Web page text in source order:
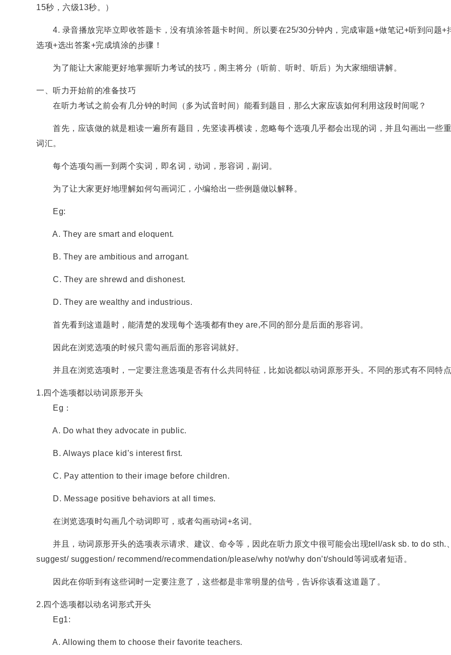
15秒，六级13秒。）
4. 录音播放完毕立即收答题卡，没有填涂答题卡时间。所以要在25/30分钟内，完成审题+做笔记+听到问题+
选项+选出答案+完成填涂的步骤！
为了能让大家能更好地掌握听力考试的技巧，阁主将分（听前、听时、听后）为大家细细讲解。
一、听力开始前的准备技巧
在听力考试之前会有几分钟的时间（多为试音时间）能看到题目，那么大家应该如何利用这段时间呢？
首先，应该做的就是粗读一遍所有题目，先竖读再横读，忽略每个选项几乎都会出现的词，并且勾画出一些
词汇。
每个选项勾画一到两个实词，即名词，动词，形容词，副词。
为了让大家更好地理解如何勾画词汇，小编给出一些例题做以解释。
Eg:
A. They are smart and eloquent.
B. They are ambitious and arrogant.
C. They are shrewd and dishonest.
D. They are wealthy and industrious.
首先看到这道题时，能清楚的发现每个选项都有they are,不同的部分是后面的形容词。
因此在浏览选项的时候只需勾画后面的形容词就好。
并且在浏览选项时，一定要注意选项是否有什么共同特征，比如说都以动词原形开头。不同的形式有不同特
1.四个选项都以动词原形开头
Eg：
A. Do what they advocate in public.
B. Always place kid’s interest first.
C. Pay attention to their image before children.
D. Message positive behaviors at all times.
在浏览选项时勾画几个动词即可，或者勾画动词+名词。
并且，动词原形开头的选项表示请求、建议、命令等，因此在听力原文中很可能会出现tell/ask sb. to do sth.
suggest/ suggestion/ recommend/recommendation/please/why not/why don’t/should等词或者短语。
因此在你听到有这些词时一定要注意了，这些都是非常明显的信号，告诉你该看这道题了。
2.四个选项都以动名词形式开头
Eg1:
A. Allowing them to choose their favorite teachers.